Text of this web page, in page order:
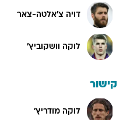
דויה צ'אלטה-צאר
לוקה וושקוביץ'
קישור
לוקה מודריץ'